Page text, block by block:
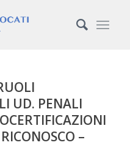
UD. PENALI
–